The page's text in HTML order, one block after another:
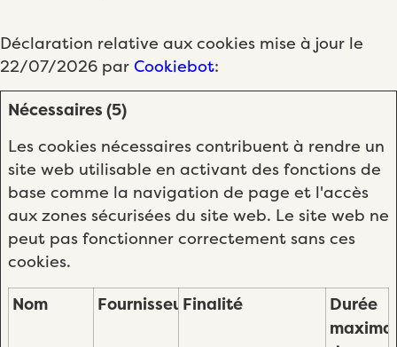
Déclaration relative aux cookies mise à jour le
22/07/2026 par Cookiebot:
Nécessaires (5)
Les cookies nécessaires contribuent à rendre un
site web utilisable en activant des fonctions de
base comme la navigation de page et l'accès
aux zones sécurisées du site web. Le site web ne
peut pas fonctionner correctement sans ces
cookies.
Nom
FournisseurFinalité
Durée